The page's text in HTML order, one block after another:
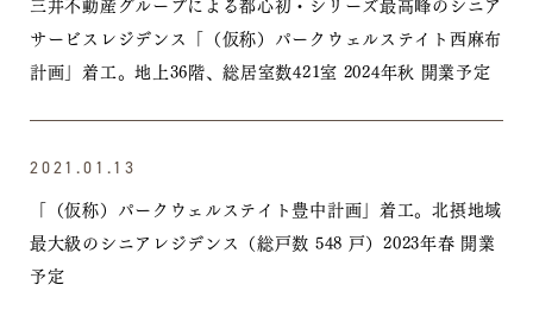
サービスレジデンス「（仮称）パークウェルステイト西麻布
計画」着工。地上36階、総居室数421室 2024年秋 開業予定
2021.01.13
「（仮称）パークウェルステイト豊中計画」着工。北摂地域
最大級のシニアレジデンス（総戸数 548 戸）2023年春 開業
予定